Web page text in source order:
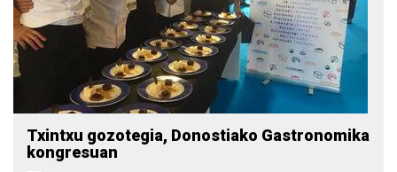
Txintxu gozotegia, Donostiako Gastronomika
kongresuan